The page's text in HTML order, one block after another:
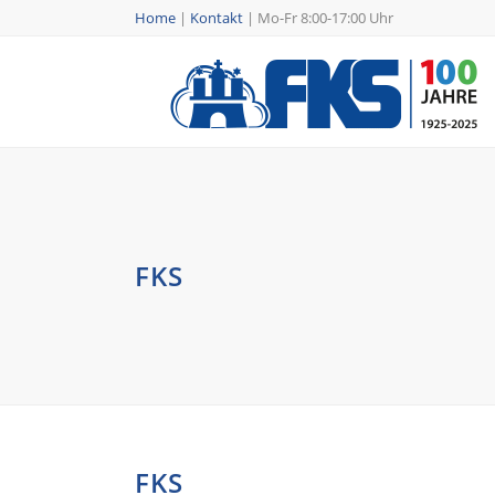
Home | Kontakt | Mo-Fr 8:00-17:00 Uhr
FKS
FKS